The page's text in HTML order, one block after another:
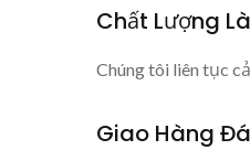
Chất Lượng
Chúng tôi liên tục
Giao Hàng